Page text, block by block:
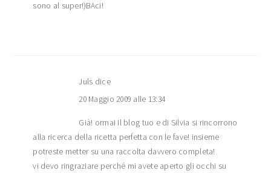
sono al super!)BAci!
Juls dice
20 Maggio 2009 alle 13:34
Già! ormai il blog tuo e di Silvia si rincorrono
alla ricerca della ricetta perfetta con le fave! insieme
potreste metter su una raccolta davvero completa!
vi devo ringraziare perché mi avete aperto gli occhi su